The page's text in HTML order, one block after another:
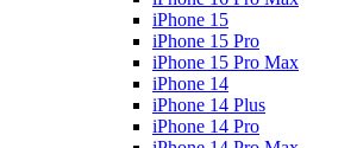
iPhone 15
iPhone 15 Pro
iPhone 15 Pro Max
iPhone 14
iPhone 14 Plus
iPhone 14 Pro